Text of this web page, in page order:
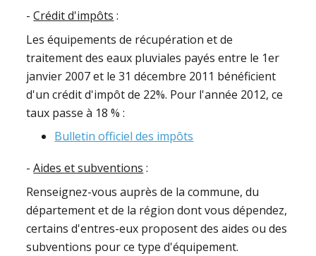
-Crédit d'impôts :
Les équipements de récupération et de
traitement des eaux pluviales payés entre le 1er
janvier 2007 et le 31 décembre 2011 bénéficient
d'un crédit d'impôt de 22%. Pour l'année 2012, ce
taux passe à 18 % :
Bulletin officiel des impôts
-Aides et subventions :
Renseignez-vous auprès de la commune, du
département et de la région dont vous dépendez,
certains d'entres-eux proposent des aides ou des
subventions pour ce type d'équipement.